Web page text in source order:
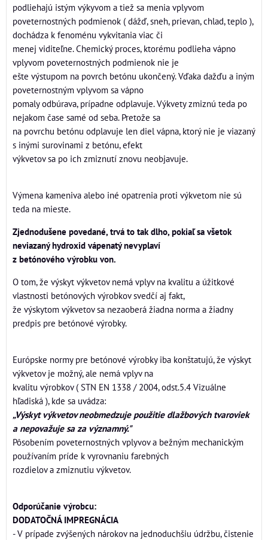
podliehajú istým výkyvom a tiež sa menia vplyvom
poveternostných podmienok ( dážď, sneh, prievan, chlad, teplo ),
dochádza k fenoménu vykvitania viac či
menej viditeľne. Chemický proces, ktorému podlieha vápno
vplyvom poveternostných podmienok nie je
ešte výstupom na povrch betónu ukončený. Vďaka dažďu a iným
poveternostným vplyvom sa vápno
pomaly odbúrava, prípadne odplavuje. Výkvety zmiznú teda po
nejakom čase samé od seba. Pretože sa
na povrchu betónu odplavuje len diel vápna, ktorý nie je viazaný
s inými surovinami z betónu, efekt
výkvetov sa po ich zmiznutí znovu neobjavuje.
Výmena kameniva alebo iné opatrenia proti výkvetom nie sú
teda na mieste.
Zjednodušene povedané, trvá to tak dlho, pokiaľ sa všetok
neviazaný hydroxid vápenatý nevyplaví
z betónového výrobku von.
O tom, že výskyt výkvetov nemá vplyv na kvalitu a úžitkové
vlastnosti betónových výrobkov svedčí aj fakt,
že výskytom výkvetov sa nezaoberá žiadna norma a žiadny
predpis pre betónové výrobky.
Európske normy pre betónové výrobky iba konštatujú, že výskyt
výkvetov je možný, ale nemá vplyv na
kvalitu výrobkov ( STN EN 1338 / 2004, odst.5.4 Vizuálne
hľadiská ), kde sa uvádza:
„Výskyt výkvetov neobmedzuje použitie dlažbových tvaroviek
a nepovažuje sa za významný."
Pôsobením poveternostných vplyvov a bežným mechanickým
používaním príde k vyrovnaniu farebných
rozdielov a zmiznutiu výkvetov.
Odporúčanie výrobcu:
DODATOČNÁ IMPREGNÁCIA
- V prípade zvýšených nárokov na jednoduchšiu údržbu, čistenie